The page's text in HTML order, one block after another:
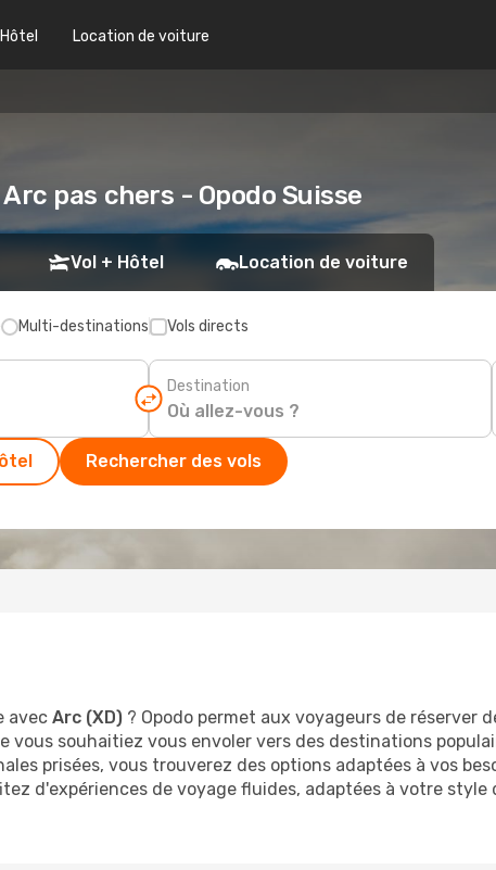
Location de voiture
pas chers - Opodo Suisse
Vol + Hôtel Location de voiture
Multi-destinations Vols directs
Destination
Rechercher des vols
avec Arc (XD) ? Opodo permet aux voyageurs de réserver
vous souhaitiez vous envoler vers des destinations
prisées, vous trouverez des options adaptées à vos
d'expériences de voyage fluides, adaptées à votre